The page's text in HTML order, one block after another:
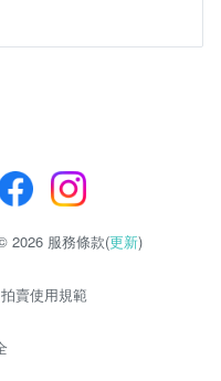
2026 服務條款(更新)
拍賣使用規範